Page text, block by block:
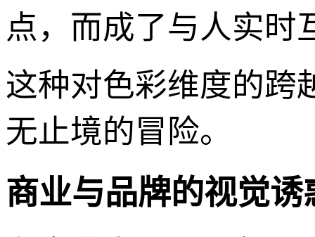
点，而成了与人实时
这种对色彩维度的跨
无止境的冒险。
商业与品牌的视觉